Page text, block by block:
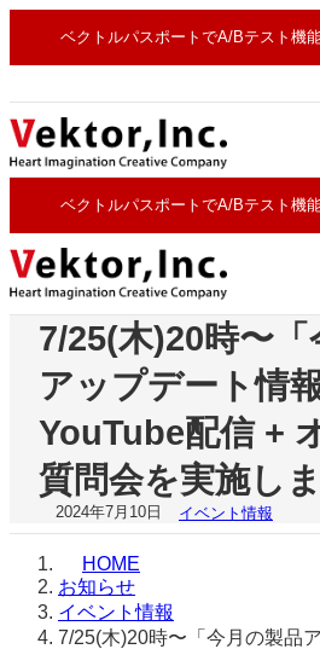
を
キ
ッ
プ
ベクトルパスポートでA/Bテスト機
ベクトルパスポートでA/Bテスト機
7/25(木)20時〜
アップデート情報
YouTube配信 +
質問会を実施し
2024年7月10日 イベント情報
HOME
お知らせ
イベント情報
7/25(木)20時〜「今月の製品